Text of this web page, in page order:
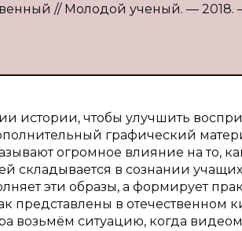
// Молодой ученый. — 2018.
истории, чтобы улучшить
графический
огромное влияние на то,
складывается в сознании
эти образы, а формирует
представлены в отечественном
возьмём ситуацию, когда